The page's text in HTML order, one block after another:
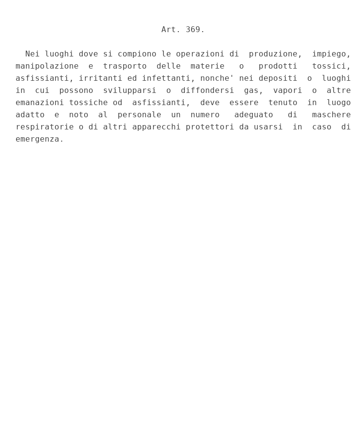
                              Art. 369.
  Nei luoghi dove si compiono le operazioni di  produzione,  impiego,
manipolazione  e  trasporto  delle  materie   o   prodotti   tossici,
asfissianti, irritanti ed infettanti, nonche' nei depositi  o  luoghi
in  cui  possono  svilupparsi  o  diffondersi  gas,  vapori  o  altre
emanazioni tossiche od  asfissianti,  deve  essere  tenuto  in  luogo
adatto  e  noto  al  personale  un  numero   adeguato   di   maschere
respiratorie o di altri apparecchi protettori da usarsi  in  caso  di